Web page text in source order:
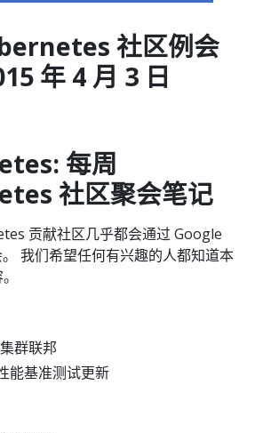
社区例会
年 4 月 3 日
每周
社区聚会笔记
贡献社区几乎都会通过 Google
我们希望任何有兴趣的人都知道本
群联邦
能基准测试更新